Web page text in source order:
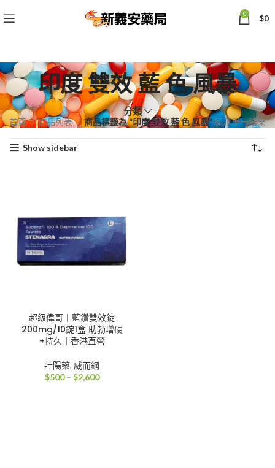
0 $0
印度 雙效 藍 色 風暴
分類
首頁 商品列表 商品標籤為 “印度 雙效 藍 色 風暴”顯示單一結果
Show sidebar
超級偉哥丨藍鑽雙效錠
200mg/10錠1盒 助勃增硬
+持久丨香港直營
壯陽藥, 威而鋼
$500 – $2,600價